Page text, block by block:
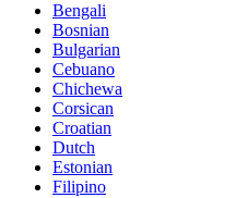
Bengali
Bosnian
Bulgarian
Cebuano
Chichewa
Corsican
Croatian
Dutch
Estonian
Filipino